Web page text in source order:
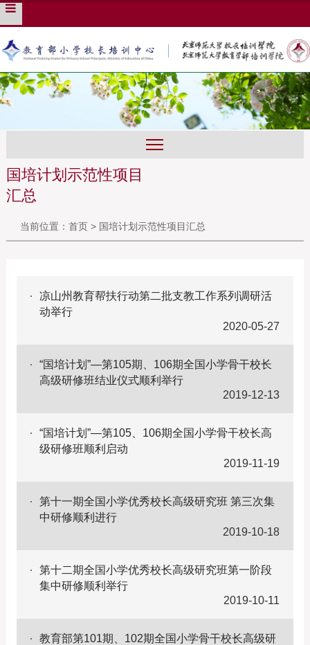
国培计划示范性项目
汇总
当前位置： 首页> 国培计划示范性项目汇总
凉山州教育帮扶行动第二批支教工作系列调研活
动举行
2020-05-27
“国培计划”—第105期、106期全国小学骨干校长
高级研修班结业仪式顺利举行
2019-12-13
“国培计划”—第105、106期全国小学骨干校长高
级研修班顺利启动
2019-11-19
第十一期全国小学优秀校长高级研究班 第三次集
中研修顺利进行
2019-10-18
第十二期全国小学优秀校长高级研究班第一阶段
集中研修顺利举行
2019-10-11
教育部第101期、102期全国小学骨干校长高级研